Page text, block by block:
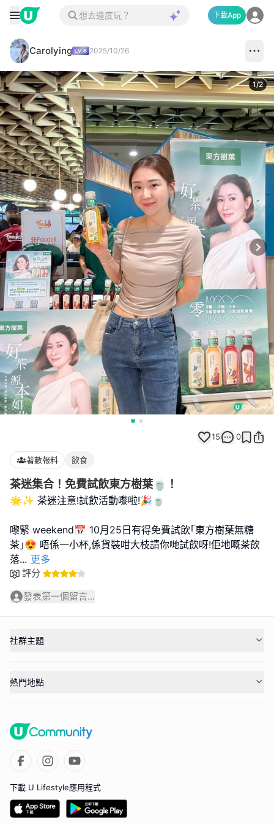
下載App
Carolying 2025/10/26
1/2
15 0
著數報料 飲食
茶迷集合！免費試飲東方樹葉🍵！
🌟✨ 茶迷注意!試飲活動嚟啦!🎉🍵
嚟緊 weekend📅 10月25日有得免費試飲｢東方樹葉無糖
茶｣😍 唔係一小杯,係貨裝咁大枝請你哋試飲呀!佢地嘅茶飲
落... 更多
評分
發表第一個留言...
社群主題
熱門地點
下載 U Lifestyle應用程式